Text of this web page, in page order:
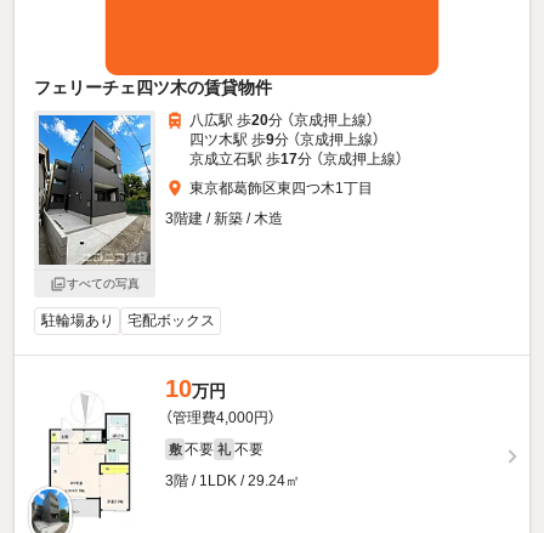
フェリーチェ四ツ木の賃貸物件
すべての写真
八広駅 歩20分 （京成押上線）
四ツ木駅 歩9分 （京成押上線）
京成立石駅 歩17分 （京成押上線）
東京都葛飾区東四つ木1丁目
3階建 / 新築 / 木造
駐輪場あり 宅配ボックス
10万円
（管理費4,000円）
敷 不要 礼 不要
3階 / 1LDK / 29.24㎡